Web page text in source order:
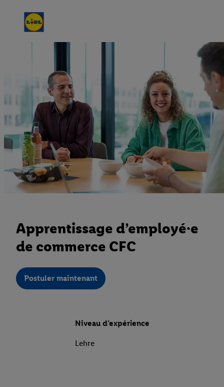
Apprentissage d’employé·e
de commerce CFC
Postuler maintenant
Niveau d’expérience
Lehre